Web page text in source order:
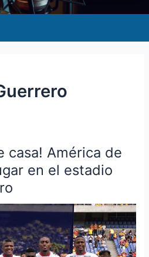
casa! América de
en el estadio